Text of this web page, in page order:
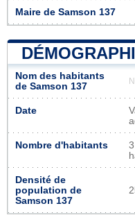
Maire de Samson 137
Nom des habitants
de Samson 137
Date
Nombre d'habitants
Densité de
population de
Samson 137